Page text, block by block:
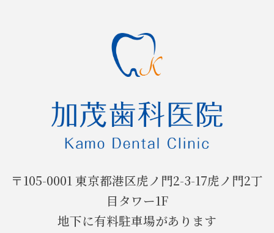
一次救命
食育アドバイザー
4月1日の誕生日に…
本日合格発表
〒105-0001 東京都港区虎ノ門2-3-17虎ノ門2丁
目タワー1F
地下に有料駐車場があります